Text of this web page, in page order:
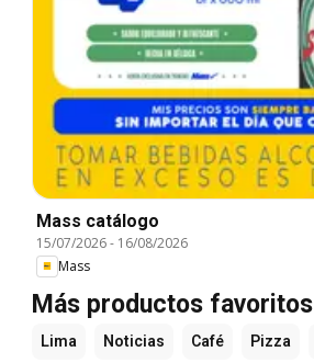
Mass catálogo
15/07/2026- 16/08/2026
Mass
Más productos favoritos
Lima Noticias Café Pizza